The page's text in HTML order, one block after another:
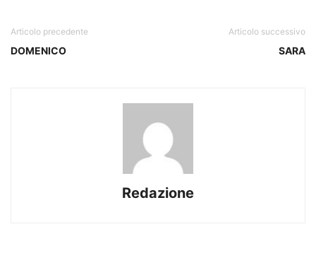
Articolo precedente
DOMENICO
Articolo successivo
SARA
Redazione